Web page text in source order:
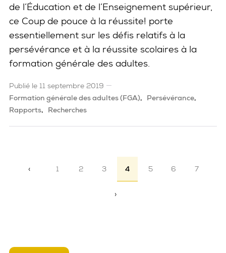
de l’Éducation et de l’Enseignement supérieur,
ce Coup de pouce à la réussite! porte
essentiellement sur les défis relatifs à la
persévérance et à la réussite scolaires à la
formation générale des adultes.
Publié le 11 septembre 2019
Formation générale des adultes (FGA)
Persévérance
Rapports
Recherches
Pagination
‹Page précédente
1 2 3 4 5 6 7
›Page suivante